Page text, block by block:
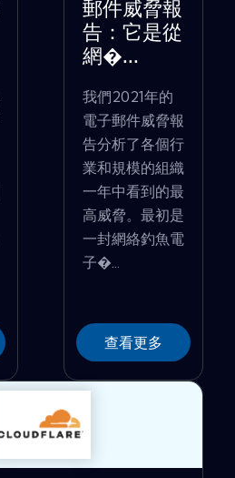
郵件威脅報
告：它是從
網�...
我們2021年的
電子郵件威脅報
告分析了各個行
業和規模的組織
一年中看到的最
高威脅。最初是
一封網絡釣魚電
子�...
查看更多